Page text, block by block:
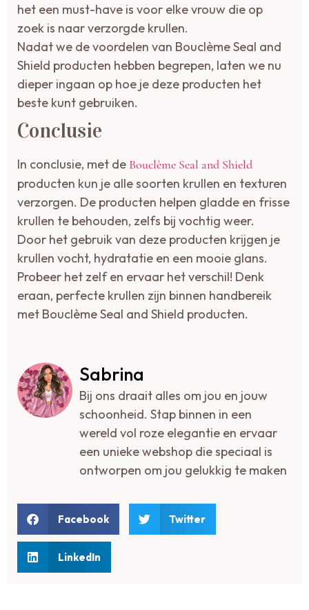
het een must-have is voor elke vrouw die op
zoek is naar verzorgde krullen.
Nadat we de voordelen van Bouclème Seal and
Shield producten hebben begrepen, laten we nu
dieper ingaan op hoe je deze producten het
beste kunt gebruiken.
Conclusie
In conclusie, met de Bouclème Seal and Shield
producten kun je alle soorten krullen en texturen
verzorgen. De producten helpen gladde en frisse
krullen te behouden, zelfs bij vochtig weer.
Door het gebruik van deze producten krijgen je
krullen vocht, hydratatie en een mooie glans.
Probeer het zelf en ervaar het verschil! Denk
eraan, perfecte krullen zijn binnen handbereik
met Bouclème Seal and Shield producten.
Sabrina
Bij ons draait alles om jou en jouw
schoonheid. Stap binnen in een
wereld vol roze elegantie en ervaar
een unieke webshop die speciaal is
ontworpen om jou gelukkig te maken
Facebook Twitter
LinkedIn